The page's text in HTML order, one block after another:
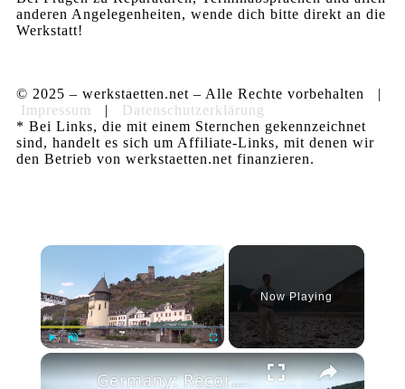
anderen Angelegenheiten, wende dich bitte direkt an die
Werkstatt!
© 2025 – werkstaetten.net – Alle Rechte vorbehalten |
Impressum
| Datenschutzerklärung
* Bei Links, die mit einem Sternchen gekennzeichnet
sind, handelt es sich um Affiliate-Links, mit denen wir
den Betrieb von werkstaetten.net finanzieren.
Fullscreen
Now Playing
×
Germany: Record-low Rhine water levels drive up transport costs in Germany.